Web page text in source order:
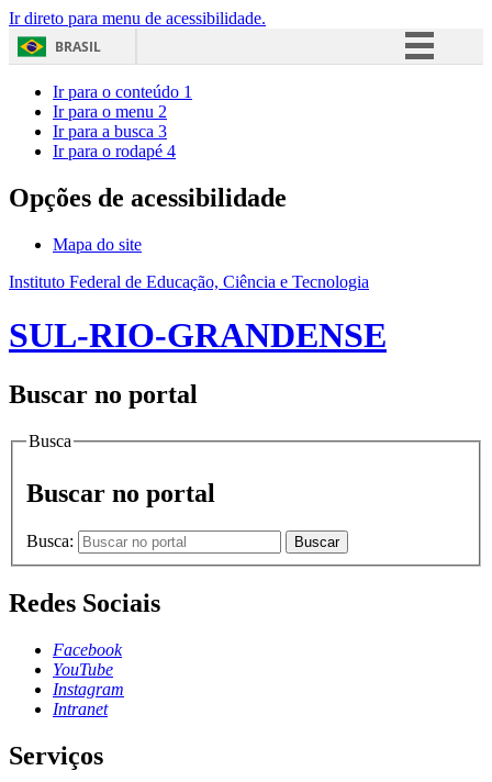
Ir direto para menu de acessibilidade.
BRASIL
Acesso à informação
Ir para o conteúdo 1
Ir para o menu 2
Ir para a busca 3
Ir para o rodapé 4
Opções de acessibilidade
Mapa do site
Instituto Federal de Educação, Ciência e Tecnologia
SUL-RIO-GRANDENSE
Buscar no portal
Busca
Buscar no portal
Busca: Buscar
Redes Sociais
Facebook
YouTube
Instagram
Intranet
Serviços